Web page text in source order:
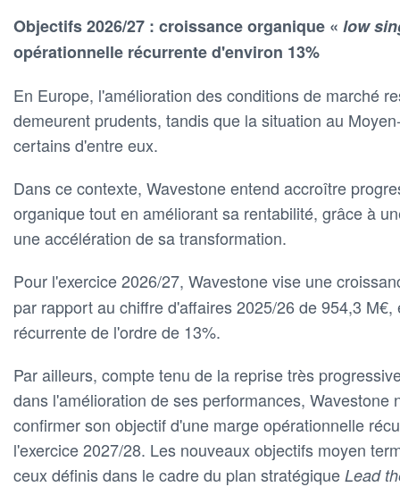
Objectifs 2026/27 : croissance organique « low
opérationnelle récurrente d'environ 13%
En Europe, l'amélioration des conditions de marché
demeurent prudents, tandis que la situation au
certains d'entre eux.
Dans ce contexte, Wavestone entend accroître
organique tout en améliorant sa rentabilité, grâce à
une accélération de sa transformation.
Pour l'exercice 2026/27, Wavestone vise une
par rapport au chiffre d'affaires 2025/26 de 954,3
récurrente de l'ordre de 13%.
Par ailleurs, compte tenu de la reprise très
dans l'amélioration de ses performances, Wavestone
confirmer son objectif d'une marge opérationnelle
l'exercice 2027/28. Les nouveaux objectifs moyen
ceux définis dans le cadre du plan stratégique Lead